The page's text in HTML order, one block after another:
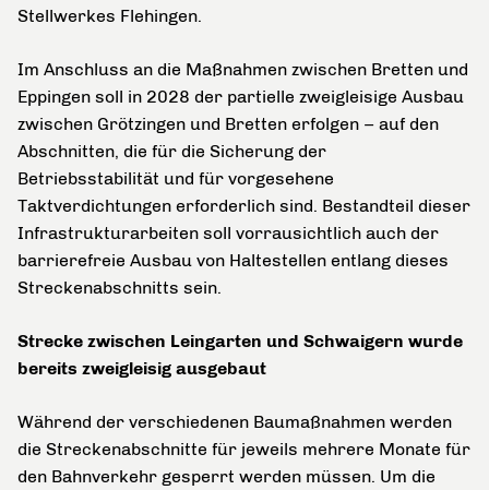
Stellwerkes Flehingen.
Im Anschluss an die Maßnahmen zwischen Bretten und
Eppingen soll in 2028 der partielle zweigleisige Ausbau
zwischen Grötzingen und Bretten erfolgen – auf den
Abschnitten, die für die Sicherung der
Betriebsstabilität und für vorgesehene
Taktverdichtungen erforderlich sind. Bestandteil dieser
Infrastrukturarbeiten soll vorrausichtlich auch der
barrierefreie Ausbau von Haltestellen entlang dieses
Streckenabschnitts sein.
Strecke zwischen Leingarten und Schwaigern wurde
bereits zweigleisig ausgebaut
Während der verschiedenen Baumaßnahmen werden
die Streckenabschnitte für jeweils mehrere Monate für
den Bahnverkehr gesperrt werden müssen. Um die